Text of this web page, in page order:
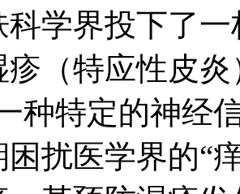
学界投下了
疹（特应性皮
特定的神经
扰医学界的“